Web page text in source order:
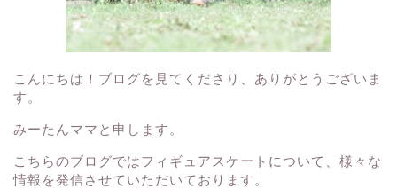
こんにちは！ブログを見てくださり、ありがとうございま
す。
みーたんママと申します。
こちらのブログではフィギュアスケートについて、様々な
情報を発信させていただいております。